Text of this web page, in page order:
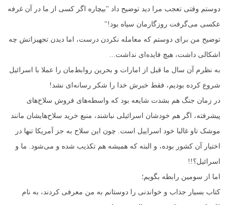
دوستم وقتی تعجب مرا دید توضیح داد "بیچاره اگر کسی از ما در آن غرفه
عکسی می‌گرفت روزگارمان سیاه بود!"
توضیح من برای دوستم که معامله نکردن درست، اما دیدن تجهیزاتش چه
اشکالی داشت، هیچ فایده‌ای نداشت...
به نظرم آن سال ما قبل از امارات و بحرین روابط‌مان را عملا با اسرائیل
شروع کرده بودیم، فقط خبرش خدا را شکر رسانه‌ای نشد!
در زمان جنگ هم بشدت شایعه بود که واسطه‌های فروش سلاح‌های
پیشرفته، اگر هم خودشان اسرائیلی نباشند، منبع خرید سلاح‌هایشان مانند
موشک تاو غالبا خود اسراییل است. چون این سلاح به جز آمریکا تنها در
اختیار آن کشور بوده، و البته که همیشه هم تکذیب شده و می‌شود. ما و
اسرائیل؟!!
اما از سومین رابطه بگویم؛
کتاب بسیار جذاب و خواندنی را دوستانم به من معرفی کردند، به نام